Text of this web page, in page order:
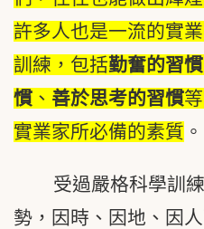
許多人也是一流的實
訓練，包括勤奮的習慣
慣 、 善於思考的習慣
實業家所必備的素質 。
受過嚴格科學訓
勢，因時、因地、因